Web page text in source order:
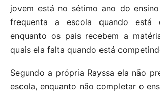
jovem está no sétimo ano do
frequenta a escola quando está
enquanto os pais recebem a
quais ela falta quando está
Segundo a própria Rayssa ela não
escola, enquanto não completar o